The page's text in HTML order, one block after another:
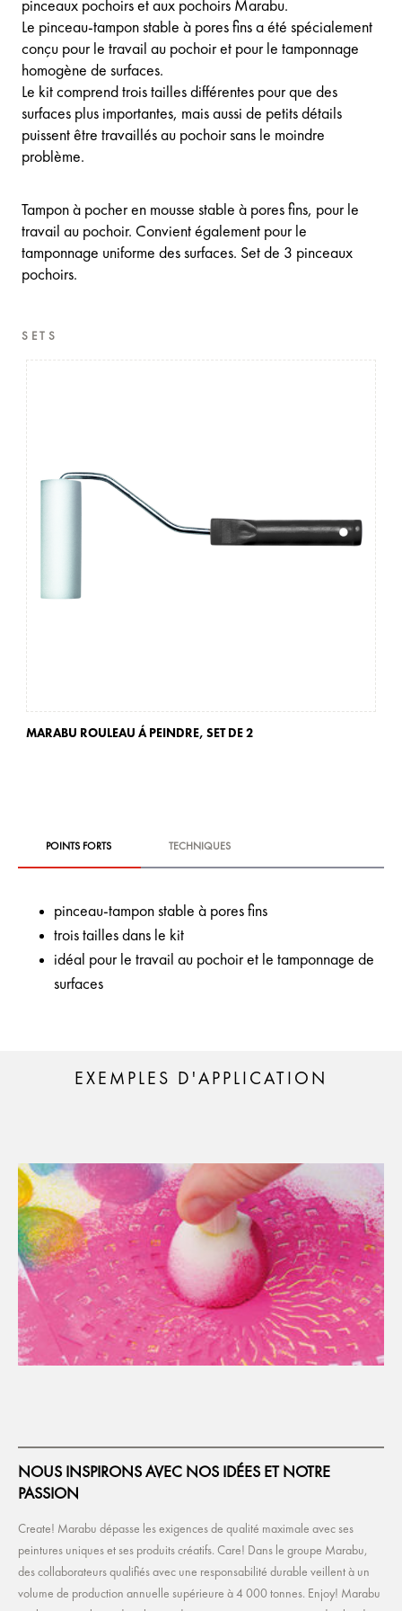
pinceaux pochoirs et aux pochoirs Marabu.
Le pinceau-tampon stable à pores fins a été spécialement
conçu pour le travail au pochoir et pour le tamponnage
homogène de surfaces.
Le kit comprend trois tailles différentes pour que des
surfaces plus importantes, mais aussi de petits détails
puissent être travaillés au pochoir sans le moindre
problème.
Tampon à pocher en mousse stable à pores fins, pour le
travail au pochoir. Convient également pour le
tamponnage uniforme des surfaces. Set de 3 pinceaux
pochoirs.
SETS
MARABU ROULEAU Á PEINDRE, SET DE 2
POINTS FORTS TECHNIQUES
pinceau-tampon stable à pores fins
trois tailles dans le kit
idéal pour le travail au pochoir et le tamponnage de
surfaces
EXEMPLES D'APPLICATION
NOUS INSPIRONS AVEC NOS IDÉES ET NOTRE
PASSION
Create! Marabu dépasse les exigences de qualité maximale avec ses
peintures uniques et ses produits créatifs. Care! Dans le groupe Marabu,
des collaborateurs qualifiés avec une responsabilité durable veillent à un
volume de production annuelle supérieure à 4 000 tonnes. Enjoy! Marabu